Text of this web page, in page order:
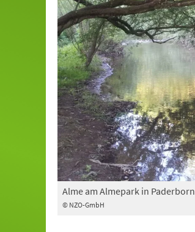
© NZO-GmbH
Alme am Almepark in Paderborn